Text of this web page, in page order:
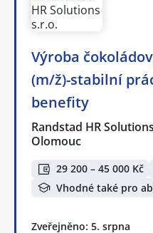
Výroba
(m/ž)-stabilní
benefity
Randstad HR
Olomouc
29 200 – 45 000 Kč
Vhodné také pro
Zveřejněno: 5. srpna